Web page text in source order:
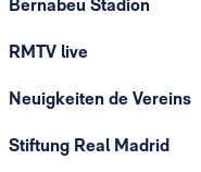
Bernabeu Stadion
RMTV live
Neuigkeiten de Vereins
Stiftung Real Madrid